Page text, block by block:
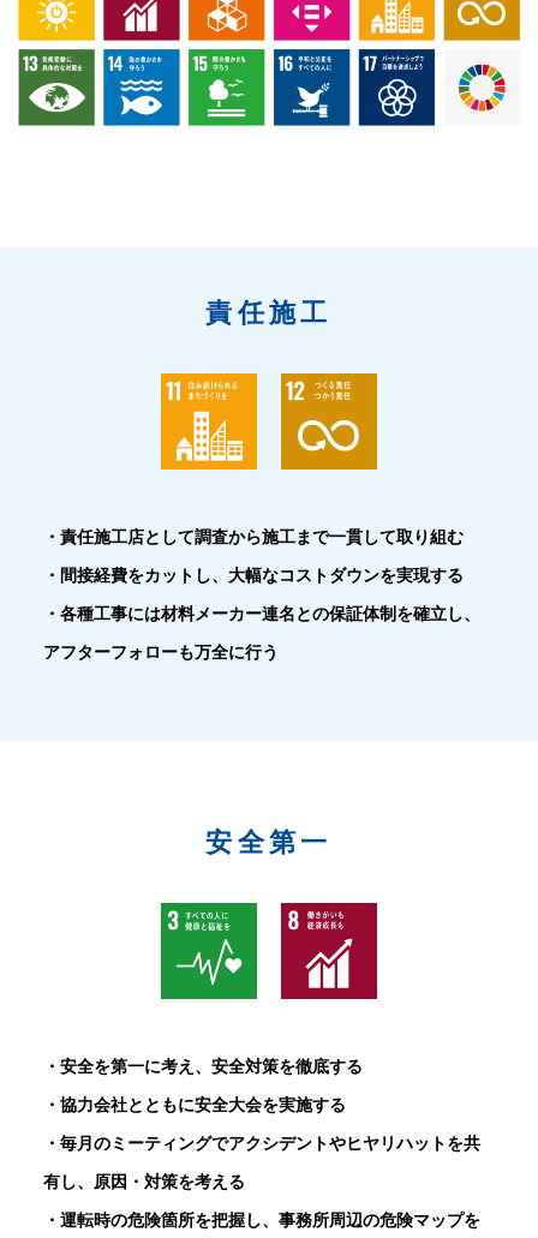
責任施工
・責任施工店として調査から施工まで一貫して取り組む
・間接経費をカットし、大幅なコストダウンを実現する
・各種工事には材料メーカー連名との保証体制を確立し、
アフターフォローも万全に行う
安全第一
・安全を第一に考え、安全対策を徹底する
・協力会社とともに安全大会を実施する
・毎月のミーティングでアクシデントやヒヤリハットを共
有し、原因・対策を考える
・運転時の危険箇所を把握し、事務所周辺の危険マップを